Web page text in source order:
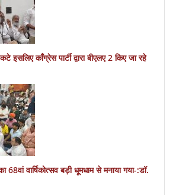
इसलिए काँग्रेस पार्टी द्वारा बीएलए 2 किए जा रहे
68वां वार्षिकोत्सव बड़ी धूमधाम से मनाया गया-:डॉ.